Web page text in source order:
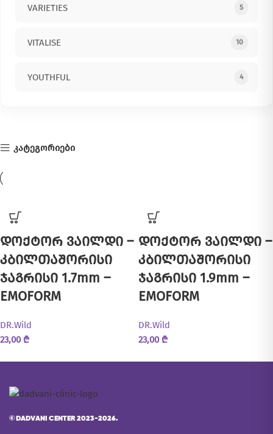
VARIETIES 5
VITALISE 10
YOUTHFUL 4
კატეგორიები
დოქტორ ვაილდი –
კბილთაშორისი
ჯაგრისი 1.7mm –
EMOFORM
DR.Wild
23,00₾
დოქტორ ვაილდი –
კბილთაშორისი
ჯაგრისი 1.9mm –
EMOFORM
DR.Wild
23,00₾
©DADVANI CENTER 2023-2026.